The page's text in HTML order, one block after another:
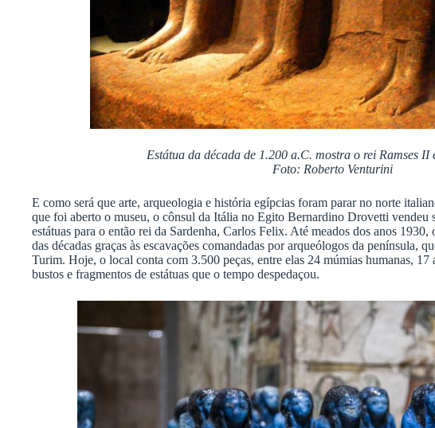
Estátua da década de 1.200 a.C. mostra o rei Ramses II
Foto: Roberto Venturini
E como será que arte, arqueologia e história egípcias foram parar no norte
que foi aberto o museu, o cônsul da Itália no Egito Bernardino Drovetti vendeu
estátuas para o então rei da Sardenha, Carlos Felix. Até meados dos anos
das décadas graças às escavações comandadas por arqueólogos da península,
Turim. Hoje, o local conta com 3.500 peças, entre elas 24 múmias humanas, 17
bustos e fragmentos de estátuas que o tempo despedaçou.